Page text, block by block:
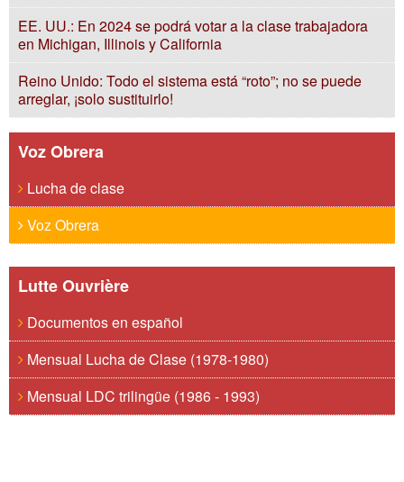
EE. UU.: En 2024 se podrá votar a la clase trabajadora
en Michigan, Illinois y California
Reino Unido: Todo el sistema está “roto”; no se puede
arreglar, ¡solo sustituirlo!
Voz Obrera
Lucha de clase
Voz Obrera
Lutte Ouvrière
Documentos en español
Mensual Lucha de Clase (1978-1980)
Mensual LDC trilingüe (1986 - 1993)